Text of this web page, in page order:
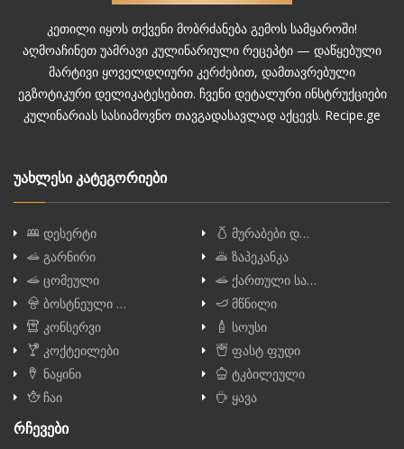
კეთილი იყოს თქვენი მობრძანება გემოს სამყაროში!
აღმოაჩინეთ უამრავი კულინარიული რეცეპტი — დაწყებული
მარტივი ყოველდღიური კერძებით, დამთავრებული
ეგზოტიკური დელიკატესებით. ჩვენი დეტალური ინსტრუქციები
კულინარიას სასიამოვნო თავგადასავლად აქცევს. Recipe.ge
უახლესი კატეგორიები
დესერტი
მურაბები დ…
გარნირი
ზაპეკანკა
ცომეული
ქართული სა…
ბოსტნეული …
მწნილი
კონსერვი
სოუსი
კოქტეილები
ფასტ ფუდი
ნაყინი
ტკბილეული
ჩაი
ყავა
რჩევები